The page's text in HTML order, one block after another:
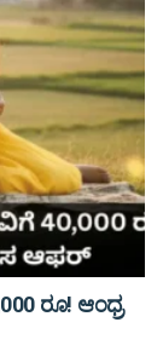
ರೂ! ಆಂಧ್ರ